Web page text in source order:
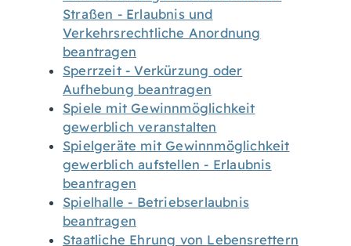
Straßen - Erlaubnis und
Verkehrsrechtliche Anordnung
beantragen
Sperrzeit - Verkürzung oder
Aufhebung beantragen
Spiele mit Gewinnmöglichkeit
gewerblich veranstalten
Spielgeräte mit Gewinnmöglichkeit
gewerblich aufstellen - Erlaubnis
beantragen
Spielhalle - Betriebserlaubnis
beantragen
Staatliche Ehrung von Lebensrettern